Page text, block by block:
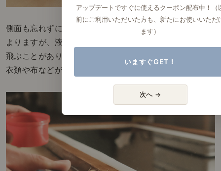
側面も忘れずに塗っていきます。この時、刷毛にも
よりますが、液体状が故に周辺に少しずつ液体が
飛ぶことがありますので、汚れてはいけない
衣類や布などが無いか気をつけておきましょう。
アップデートですぐに使えるクーポン配布中！（
前にご利用いただいた方も、新たにお使いいただ
ます）
いますぐGET！
次へ →